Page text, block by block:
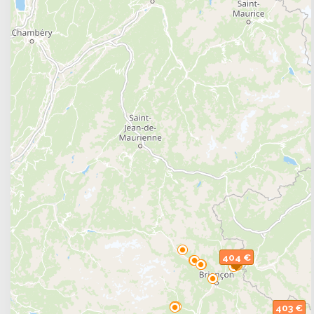
dans les Alpes, nous avons l'hébergement parfait
séjours ski d'un week-end (2 nuits) ou d'une
ski tout inclusindispensable pour des séjours en
inclus vous offre la possibilité de passer des
la formule tout compris qui vous convient parmi les
forfait / hébergement + forfait + location de
location de matériel de ski + repas. Le package
de votre domaine skiable et des pistes encore
Préparez-vous à dévaler les pistes immaculées
vacances de ski exceptionnelles au cœur d'un
nous pour une aventure hivernale que vous
403 €
404 €